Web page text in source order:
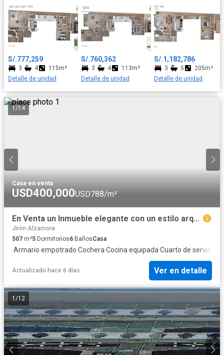
con zonas de BBQ, opciones de cocina cerrada o abierta con
muebles altos, bajos y tableros de granito y cuarzo, patio
lavandería, cuarto y baño de servicio, estar TV familiar y 3
dormitorios con amplios closets, el principal incluye su propio
baño y los otros 2 dormitorios comparten un baño secundario
Todos los departamentos cuentan con uno o dos
estacionamientos y un depósito a elección del cliente. ¡Te
invitamos a visitar nuestra caseta de ventas en la Calle Francisco
Astete), todos los días de 9:00 am a 06:00 pm para conocer más
sobre esta gran oportunidad!
S/.777,259
3 4
115m²
Detalle de unidad
S/.760,362
3 4
113m²
Detalle de unidad
S/.1,182,786
3 5
205m²
Detalle de unidad
1 /14
Casa·en venta
USD400,000USD788/m²
En Venta un Inmueble elegante con un estilo arquitectónico enchapado de madera cedro de altísima calidad.
Jirón Alzamora
507 m²5 Dormitorios6 BañosCasa
·Armario empotrado·Cochera·Cocina equipada·Cuarto de servicio
Actualizado hace 6 días Ver en detalle
1 /12